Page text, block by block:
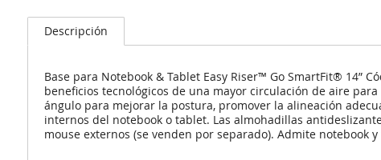
Descripción
Base para Notebook & Tablet Easy Riser™ Go SmartFit® 14”
beneficios tecnológicos de una mayor circulación de aire
ángulo para mejorar la postura, promover la alineación
internos del notebook o tablet. Las almohadillas
mouse externos (se venden por separado). Admite notebook